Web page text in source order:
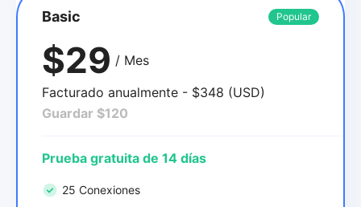
Basic Popular
$29 / Mes
Facturado anualmente - $348 (USD)
Guardar $120
Prueba gratuita de 14 días
25 Conexiones